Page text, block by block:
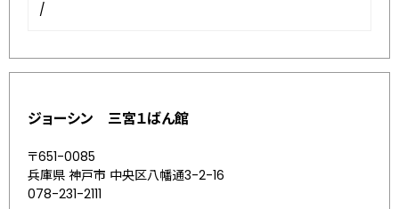
/
ジョーシン 三宮１ばん館
〒651-0085
兵庫県 神戸市 中央区八幡通3-2-16
078-231-2111